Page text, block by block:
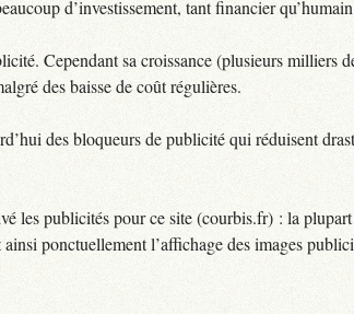
d’investissement, tant financier
Cependant sa croissance (plusieurs milliers
des baisse de coût régulières.
des bloqueurs de publicité qui réduisent
les publicités pour ce site (courbis.fr) : la
ponctuellement l’affichage des images